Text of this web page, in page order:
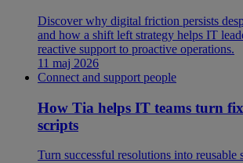
Discover why digital friction persists
and how a shift left strategy helps IT
reactive support to proactive operations.
11 maj 2026
Connect and support people
How Tia helps IT teams turn
scripts
Turn successful resolutions into